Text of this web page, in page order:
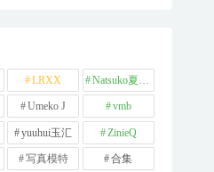
LRXX Natsuko夏夏子
Umeko J vmb
yuuhui玉汇 ZinieQ
写真模特 合集